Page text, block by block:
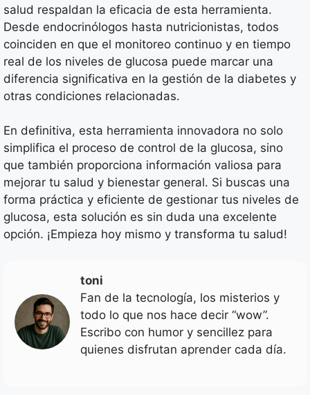
salud respaldan la eficacia de esta herramienta.
Desde endocrinólogos hasta nutricionistas, todos
coinciden en que el monitoreo continuo y en tiempo
real de los niveles de glucosa puede marcar una
diferencia significativa en la gestión de la diabetes y
otras condiciones relacionadas.
En definitiva, esta herramienta innovadora no solo
simplifica el proceso de control de la glucosa, sino
que también proporciona información valiosa para
mejorar tu salud y bienestar general. Si buscas una
forma práctica y eficiente de gestionar tus niveles de
glucosa, esta solución es sin duda una excelente
opción. ¡Empieza hoy mismo y transforma tu salud!
toni
Fan de la tecnología, los misterios y
todo lo que nos hace decir “wow”.
Escribo con humor y sencillez para
quienes disfrutan aprender cada día.